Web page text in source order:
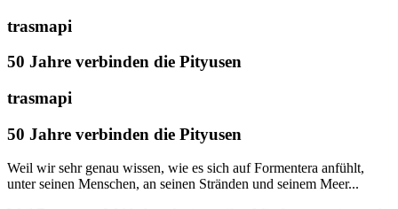
trasmapi
50 Jahre verbinden die Pityusen
trasmapi
50 Jahre verbinden die Pityusen
Weil wir sehr genau wissen, wie es sich auf Formentera anfühlt,
unter seinen Menschen, an seinen Stränden und seinem Meer...